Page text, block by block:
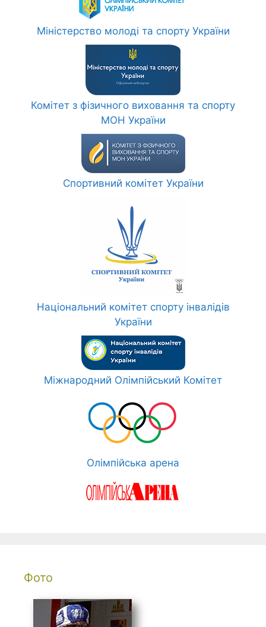
Міністерство молоді та спорту України
Комітет з фізичного виховання та спорту
МОН України
Спортивний комітет України
Національний комітет спорту інвалідів
України
Міжнародний Олімпійський Комітет
Олімпійська арена
Фото